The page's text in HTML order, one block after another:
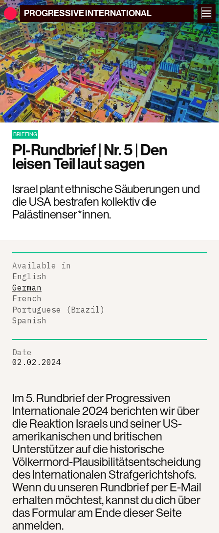
PROGRESSIVEINTERNATIONAL
BRIEFING
PI-Rundbrief | Nr. 5 | Den
leisen Teil laut sagen
Israel plant ethnische Säuberungen und
die USA bestrafen kollektiv die
Palästinenser*innen.
Im 5. Rundbrief der Progressiven
Internationale 2024 berichten wir über
die Reaktion Israels und seiner US-
amerikanischen und britischen
Unterstützer auf die historische
Völkermord-Plausibilitätsentscheidung
des Internationalen Strafgerichtshofs.
Wenn du unseren Rundbrief per E-Mail
erhalten möchtest, kannst du dich über
das Formular am Ende dieser Seite
anmelden.
Available in
English
German
French
Portuguese (Brazil)
Spanish
Date
02.02.2024